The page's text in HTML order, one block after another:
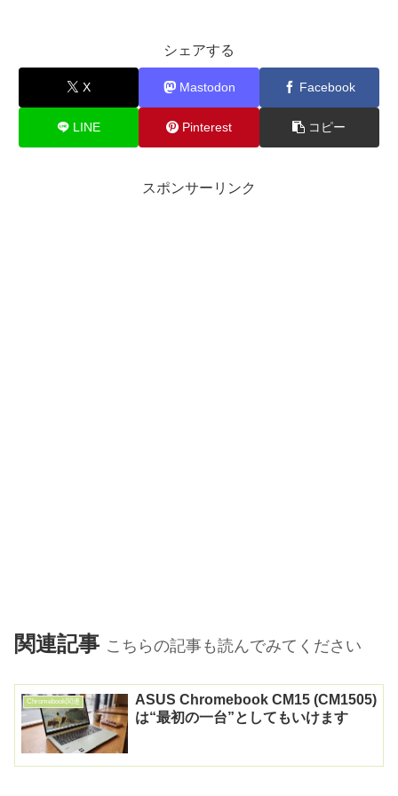
シェアする
X Mastodon Facebook
LINE Pinterest コピー
スポンサーリンク
関連記事 こちらの記事も読んでみてください
Chromebook関連
ASUS Chromebook CM15 (CM1505)
は“最初の一台”としてもいけます